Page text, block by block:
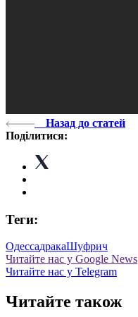
Назад до статей
Поділитися:
Теги:
ОдессадракаШуфрич
Читайте нас у Google News
Читайте нас у Telegram
Читайте також